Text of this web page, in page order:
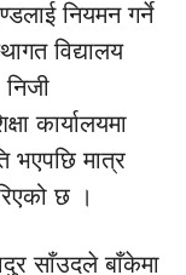
नियमन गर्ने
विद्यालय
कार्यालयमा
भएपछि मात्र
छ ।
साँउदले बाँकेमा